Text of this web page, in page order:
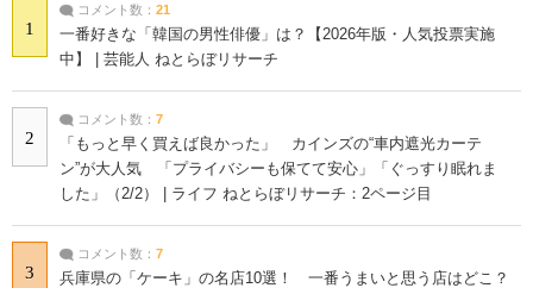
1
コメント数： 21
一番好きな「韓国の男性俳優」は？【2026年版・人気投票実施
中】 | 芸能人 ねとらぼリサーチ
2
コメント数： 7
「もっと早く買えば良かった」 カインズの“車内遮光カーテ
ン”が大人気 「プライバシーも保てて安心」「ぐっすり眠れま
した」（2/2） | ライフ ねとらぼリサーチ：2ページ目
3
コメント数： 7
兵庫県の「ケーキ」の名店10選！ 一番うまいと思う店はどこ？